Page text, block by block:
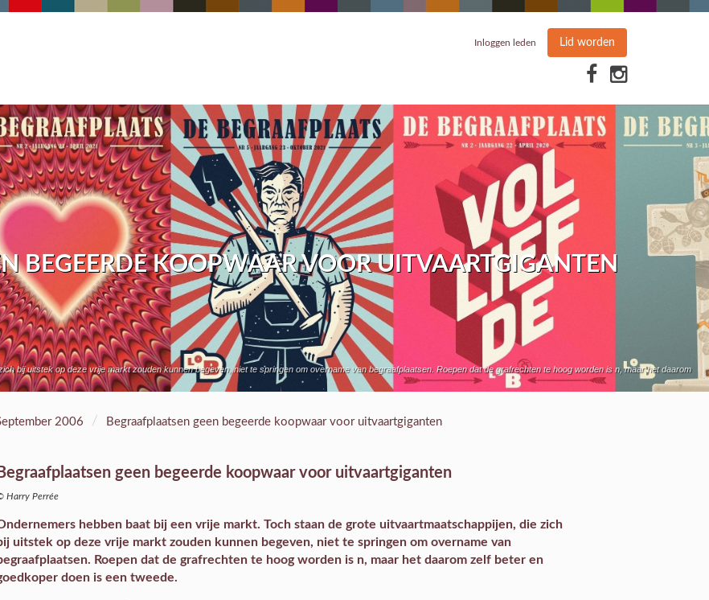
Inloggen leden Lid worden
BEGEERDE KOOPWAAR VOOR UITVAARTGIGANTEN
bij uitstek op deze vrije markt zouden kunnen begeven, niet te springen om overname van begraafplaatsen. Roepen dat de grafrechten te hoog worden is n, maar het daarom
2006 / Begraafplaatsen geen begeerde koopwaar voor uitvaartgiganten
Begraafplaatsen geen begeerde koopwaar voor uitvaartgiganten
Harry Perrée
hebben baat bij een vrije markt. Toch staan de grote uitvaartmaatschappijen, die zich
uitstek op deze vrije markt zouden kunnen begeven, niet te springen om overname van
Roepen dat de grafrechten te hoog worden is n, maar het daarom zelf beter en
doen is een tweede.